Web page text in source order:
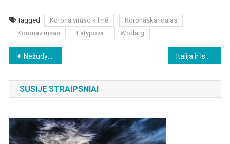
Tagged Korona viruso kilmė
Koronaskandalas
Koronavirusas
Latypova Wodarg
Beitragsnavigation
Nežudyk! – ir juo labiau nebūk verčiamas žudyti….
SUSIJĘ STRAIPSNIAI